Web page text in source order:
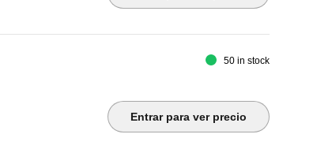
DisplayPort 1.2 Alt Mode ¦ 4 x USB 3.2 Gen 1 downstream ¦ Audio line-out ¦ LAN
50 in stock
Entrar para ver precio